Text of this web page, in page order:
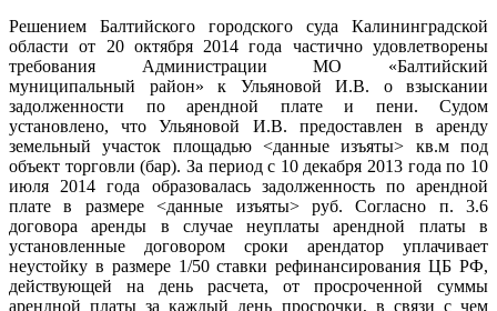
Решением Балтийского городского суда Калининградской
области от 20 октября 2014 года частично удовлетворены
требования Администрации МО «Балтийский
муниципальный район» к Ульяновой И.В. о взыскании
задолженности по арендной плате и пени. Судом
установлено, что Ульяновой И.В. предоставлен в аренду
земельный участок площадью <данные изъяты> кв.м под
объект торговли (бар). За период с 10 декабря 2013 года по 10
июля 2014 года образовалась задолженность по арендной
плате в размере <данные изъяты> руб. Согласно п. 3.6
договора аренды в случае неуплаты арендной платы в
установленные договором сроки арендатор уплачивает
неустойку в размере 1/50 ставки рефинансирования ЦБ РФ,
действующей на день расчета, от просроченной суммы
арендной платы за каждый день просрочки, в связи с чем